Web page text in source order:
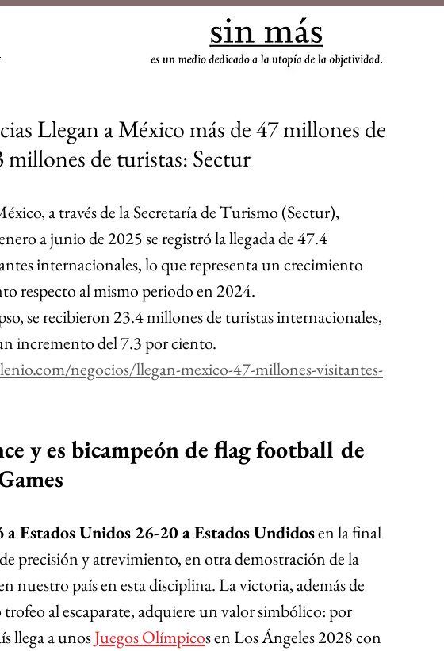
Llegan a México más de 47 millones de
millones de turistas: Sectur
a través de la Secretaría de Turismo (Sectur),
a junio de 2025 se registró la llegada de 47.4
internacionales, lo que representa un crecimiento
respecto al mismo periodo en 2024.
se recibieron 23.4 millones de turistas internacionales,
incremento del 7.3 por ciento.
negocios/llegan-mexico-47-millones-visitantes-
y es bicampeón de flag football de
Estados Unidos 26-20 a Estados Undidos en la final
precisión y atrevimiento, en otra demostración de la
nuestro país en esta disciplina. La victoria, además de
al escaparate, adquiere un valor simbólico: por
llega a unos Juegos Olímpicos en Los Ángeles 2028 con